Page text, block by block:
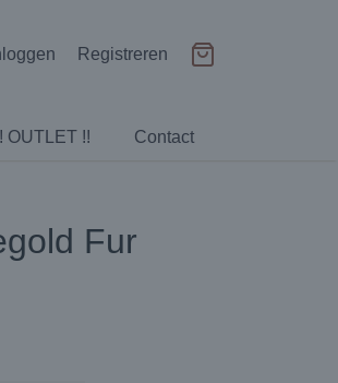
Registreren
Contact
OUTLET !!
Fur